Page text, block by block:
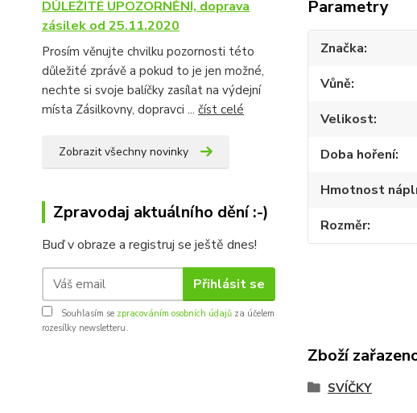
DŮLEŽITÉ UPOZORNĚNÍ, doprava
zásilek od 25.11.2020
Prosím věnujte chvilku pozornosti této
důležité zprávě a pokud to je jen možné,
nechte si svoje balíčky zasílat na výdejní
místa Zásilkovny, dopravci ... číst celé
Zobrazit všechny novinky
Zpravodaj aktuálního dění :-)
Buď v obraze a registruj se ještě dnes!
Přihlásit se
Souhlasím se zpracováním osobních údajů za účelem
rozesílky newsletteru.
Parametry
Značka
Vůně
Velikost
Doba hoření
Hmotnost
Rozměr
Zboží
SVÍČKY